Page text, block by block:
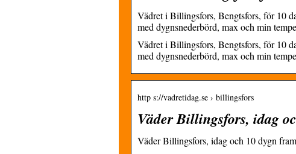
Vädret i Billingsfors, Bengtsfors, för 10
med dygnsnederbörd, max och min
Vädret i Billingsfors, Bengtsfors, för 10
med dygnsnederbörd, max och min
http s://vadretidag.se › billingsfors
Väder Billingsfors, idag
Väder Billingsfors, idag och 10 dygn